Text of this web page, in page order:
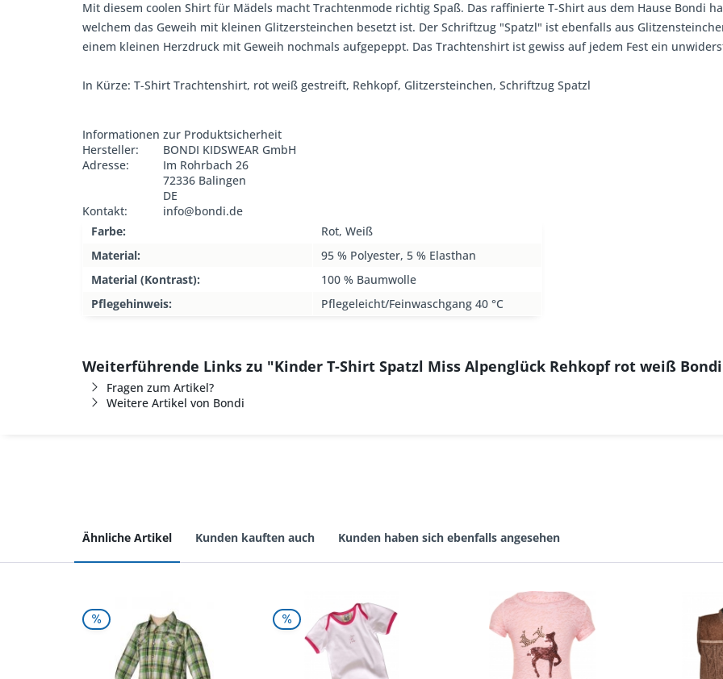
Mit diesem coolen Shirt für Mädels macht Trachtenmode richtig Spaß. Das raffinierte T-Shirt aus dem Hause Bondi
welchem das Geweih mit kleinen Glitzersteinchen besetzt ist. Der Schriftzug "Spatzl" ist ebenfalls aus
einem kleinen Herzdruck mit Geweih nochmals aufgepeppt. Das Trachtenshirt ist gewiss auf jedem Fest ein
In Kürze: T-Shirt Trachtenshirt, rot weiß gestreift, Rehkopf, Glitzersteinchen, Schriftzug Spatzl
Informationen zur Produktsicherheit
Hersteller:
BONDI KIDSWEAR GmbH
Adresse:
Im Rohrbach 26
72336 Balingen
DE
Kontakt:
info@bondi.de
Farbe:
Rot, Weiß
Material:
95 % Polyester, 5 % Elasthan
Material (Kontrast):
100 % Baumwolle
Pflegehinweis:
Pflegeleicht/Feinwaschgang 40 °C
Weiterführende Links zu "Kinder T-Shirt Spatzl Miss Alpenglück Rehkopf rot weiß
Fragen zum Artikel?
Weitere Artikel von Bondi
Ähnliche Artikel Kunden kauften auch Kunden haben sich ebenfalls angesehen